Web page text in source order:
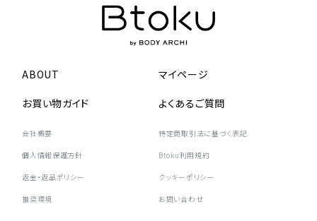
ABOUT マイページ
お買い物ガイド よくあるご質問
会社概要 特定商取引法に基づく表記
個人情報保護方針 Btoku利用規約
返金・返品ポリシー クッキーポリシー
推奨環境 お問い合わせ